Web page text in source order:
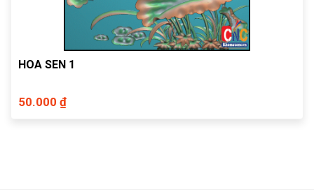
HOA SEN 1
50.000 ₫